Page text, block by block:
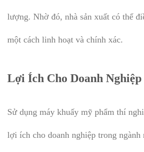
lượng. Nhờ đó, nhà sản xuất có thể
một cách linh hoạt và chính xác.
Lợi Ích Cho Doanh Nghiệp
Sử dụng máy khuấy mỹ phẩm thí
lợi ích cho doanh nghiệp trong ngành